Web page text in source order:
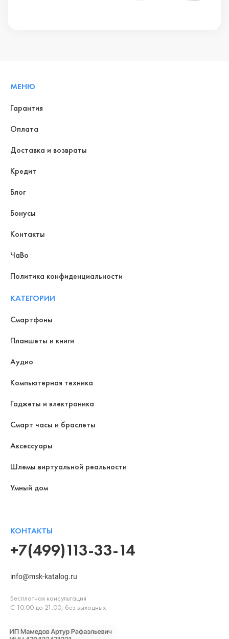
МЕНЮ
Гарантия
Оплата
Доставка и возвраты
Кредит
Блог
Бонусы
Контакты
ЧаВо
Политика конфиденциальности
КАТЕГОРИИ
Смартфоны
Планшеты и книги
Аудио
Компьютерная техника
Гаджеты и электроника
Смарт часы и браслеты
Аксессуары
Шлемы виртуальной реальности
Умный дом
КОНТАКТЫ
+7(499)113-33-14
info@msk-katalog.ru
Бесплатная консультация
С 10:00 до 21:00, без выходных